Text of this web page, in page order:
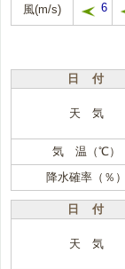
風(m/s) 6
日 付
天 気
気 温（℃）
降水確率（％）
日 付
天 気